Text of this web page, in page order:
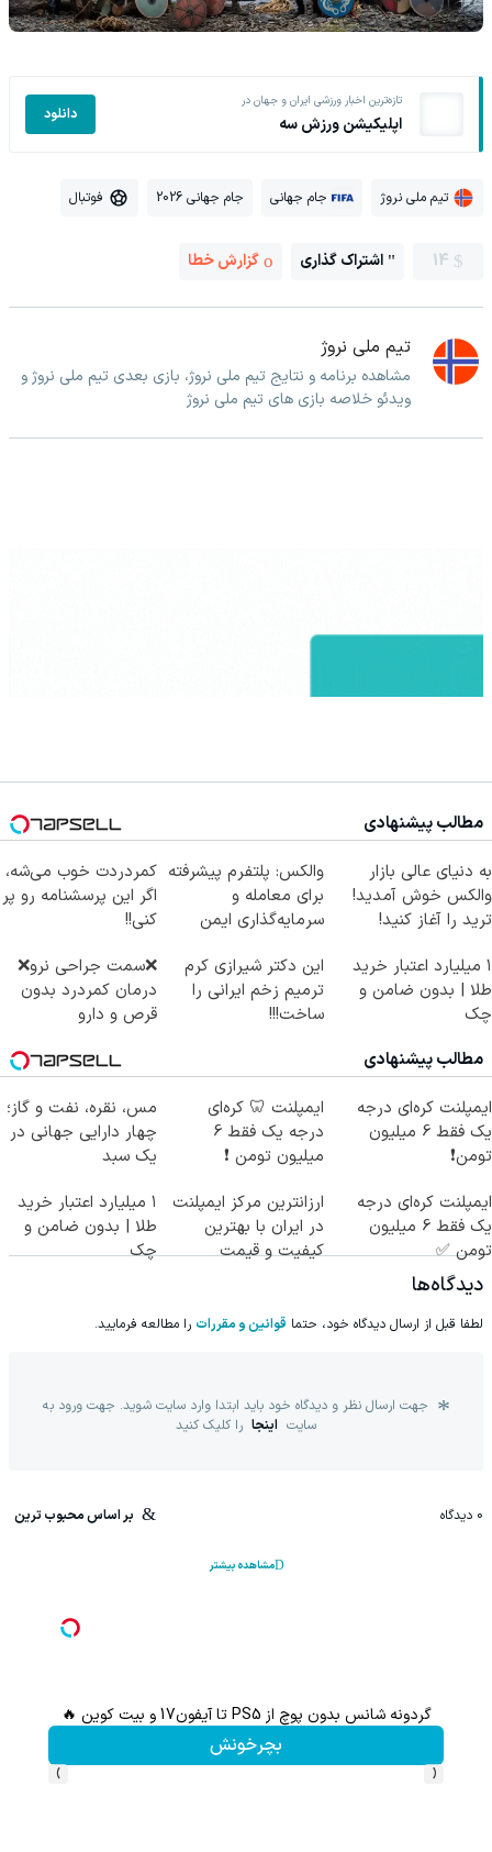
تازه‌ترین اخبار ورزشی ایران و جهان در
اپلیکیشن ورزش سه دانلود
تیم ملی نروژ جام جهانی جام جهانی 2026 فوتبال
14 اشتراک گذاری گزارش خطا
تیم ملی نروژ
مشاهده برنامه و نتایج تیم ملی نروژ، بازی بعدی تیم ملی نروژ و
ویدئو خلاصه بازی های تیم ملی نروژ
مطالب پیشنهادی
به دنیای عالی بازار
والکس خوش آمدید!
ترید را آغاز کنید!
والکس: پلتفرم پیشرفته
برای معامله و
سرمایه‌گذاری ایمن
کمردردت خوب می‌شه،
اگر این پرسشنامه رو پر
کنی!!
۱ میلیارد اعتبار خرید
طلا | بدون ضامن و
چک
این دکتر شیرازی کرم
ترمیم زخم ایرانی را
ساخت!!!
❌سمت جراحی نرو❌
درمان کمردرد بدون
قرص و دارو
مطالب پیشنهادی
ایمپلنت کره‌ای درجه
یک فقط 6 میلیون
تومن❗
ایمپلنت 🦷 کره‌ای
درجه یک فقط 6
میلیون تومن ❗
مس، نقره، نفت و گاز؛
چهار دارایی جهانی در
یک سبد
ایمپلنت کره‌ای درجه
یک فقط 6 میلیون
تومن ✅
ارزانترین مرکز ایمپلنت
در ایران با بهترین
کیفیت و قیمت
۱ میلیارد اعتبار خرید
طلا | بدون ضامن و
چک
دیدگاه‌ها
لطفا قبل از ارسال دیدگاه خود، حتما قوانین و مقررات را مطالعه فرمایید.
جهت ارسال نظر و دیدگاه خود باید ابتدا وارد سایت شوید. جهت ورود به
سایت اینجا را کلیک کنید
0 دیدگاه بر اساس محبوب ترین
مشاهده بیشتر
گردونه شانس بدون پوچ از PS5 تا آیفون17 و بیت کوین 🔥
بچرخونش
‹
›